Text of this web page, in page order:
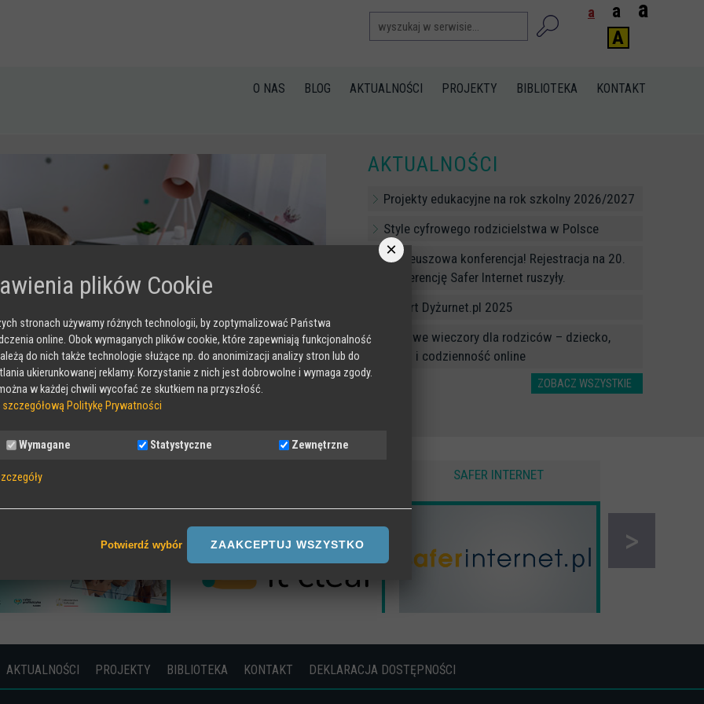
a a a
A
O NAS BLOG AKTUALNOŚCI PROJEKTY BIBLIOTEKA KONTAKT
AKTUALNOŚCI
Projekty edukacyjne na rok szkolny 2026/2027
Style cyfrowego rodzicielstwa w Polsce
Jubileuszowa konferencja! Rejestracja na 20.
Konferencję Safer Internet ruszyły.
Raport Dyżurnet.pl 2025
Cyfrowe wieczory dla rodziców – dziecko,
ekran i codzienność online
ZOBACZ WSZYSTKIE
SAFER INTERNET
>
AKTUALNOŚCI PROJEKTY BIBLIOTEKA KONTAKT DEKLARACJA DOSTĘPNOŚCI
×
plików Cookie
stronach używamy różnych technologii, by zoptymalizować Państwa
online. Obok wymaganych plików cookie, które zapewniają funkcjonalność
do nich także technologie służące np. do anonimizacji analizy stron lub do
ukierunkowanej reklamy. Korzystanie z nich jest dobrowolne i wymaga zgody.
w każdej chwili wycofać ze skutkiem na przyszłość.
Politykę Prywatności
Wymagane Statystyczne Zewnętrzne
pliki Cookies wymagane do działania strony, przechowywane podczas wizyty na
np zapamiętany wybór języka strony
statystyki odwiedzin strony oraz zachowania użytkownika
Potwierdź wybór ZAAKCEPTUJ WSZYSTKO